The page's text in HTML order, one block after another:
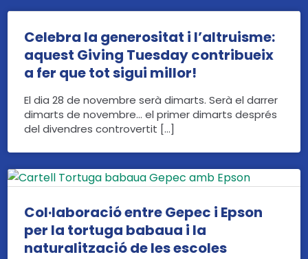
Celebra la generositat i l’altruisme:
aquest Giving Tuesday contribueix
a fer que tot sigui millor!
El dia 28 de novembre serà dimarts. Serà el darrer
dimarts de novembre… el primer dimarts després
del divendres controvertit […]
Col·laboració entre Gepec i Epson
per la tortuga babaua i la
naturalització de les escoles